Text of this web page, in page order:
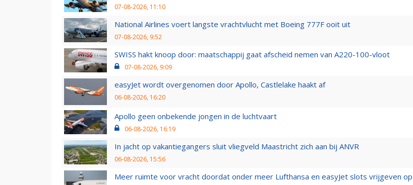
07-08-2026, 11:10
National Airlines voert langste vrachtvlucht met Boeing 777F ooit uit
07-08-2026, 9:52
SWISS hakt knoop door: maatschappij gaat afscheid nemen van A220-100-vloot
07-08-2026, 9:09
easyJet wordt overgenomen door Apollo, Castlelake haakt af
06-08-2026, 16:20
Apollo geen onbekende jongen in de luchtvaart
06-08-2026, 16:19
In jacht op vakantiegangers sluit vliegveld Maastricht zich aan bij ANVR
06-08-2026, 15:56
Meer ruimte voor vracht doordat onder meer Lufthansa en easyJet slots vrijgeven op